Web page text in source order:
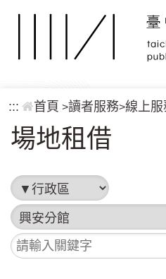
::: 首頁 >讀者服務>線上服
場地租借
行政區
圖書館
請輸入關鍵字